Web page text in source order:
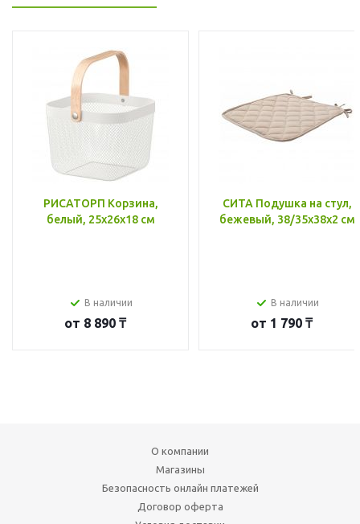
РИСАТОРП Корзина,
белый, 25x26x18 см
В наличии
от 8 890 ₸
СИТА Подушка на стул,
бежевый, 38/35x38x2 см
В наличии
от 1 790 ₸
О компании
Магазины
Безопасность онлайн платежей
Договор оферта